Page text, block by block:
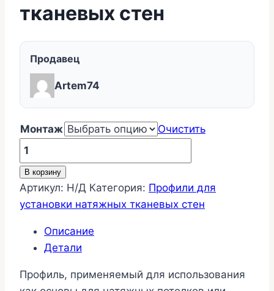
тканевых стен
Продавец
Artem74
Монтаж
Очистить
Количество
товара
Профиль
стена-
потолок
для
натяжных
стен
В корзину
Артикул: Н/Д Категория: Профили для
установки натяжных тканевых стен
Описание
Детали
Профиль, применяемый для использования